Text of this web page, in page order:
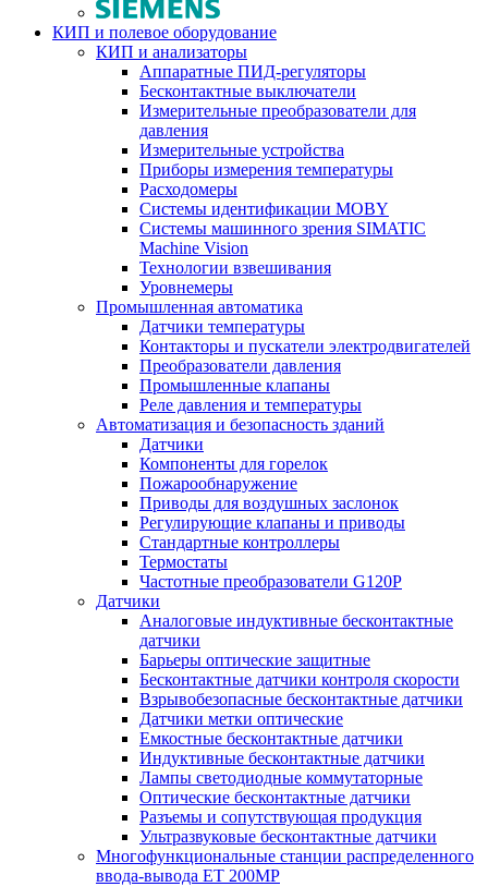
КИП и полевое оборудование
КИП и анализаторы
Аппаратные ПИД-регуляторы
Бесконтактные выключатели
Измерительные преобразователи для
давления
Измерительные устройства
Приборы измерения температуры
Расходомеры
Системы идентификации MOBY
Системы машинного зрения SIMATIC
Machine Vision
Технологии взвешивания
Уровнемеры
Промышленная автоматика
Датчики температуры
Контакторы и пускатели электродвигателей
Преобразователи давления
Промышленные клапаны
Реле давления и температуры
Автоматизация и безопасность зданий
Датчики
Компоненты для горелок
Пожарообнаружение
Приводы для воздушных заслонок
Регулирующие клапаны и приводы
Стандартные контроллеры
Термостаты
Частотные преобразователи G120P
Датчики
Аналоговые индуктивные бесконтактные
датчики
Барьеры оптические защитные
Бесконтактные датчики контроля скорости
Взрывобезопасные бесконтактные датчики
Датчики метки оптические
Емкостные бесконтактные датчики
Индуктивные бесконтактные датчики
Лампы светодиодные коммутаторные
Оптические бесконтактные датчики
Разъемы и сопутствующая продукция
Ультразвуковые бесконтактные датчики
Многофункциональные станции распределенного
ввода-вывода ET 200MP